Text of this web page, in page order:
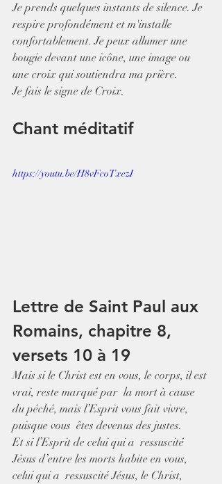
Je prends quelques instants de silence. Je
respire profondément et m'installe
confortablement. Je peux allumer une
bougie devant une icône, une image ou
une croix qui soutiendra ma prière.
Je fais le signe de Croix.
Chant méditatif
https://youtu.be/H8vFcoTxezI
Lettre de Saint Paul aux
Romains, chapitre 8,
versets 10 à 19
Mais si le Christ est en vous, le corps, il est
vrai, reste marqué par  la mort à cause
du péché, mais l’Esprit vous fait vivre,
puisque vous  êtes devenus des justes.
Et si l’Esprit de celui qui a  ressuscité
Jésus d’entre les morts habite en vous,
celui qui a  ressuscité Jésus, le Christ,